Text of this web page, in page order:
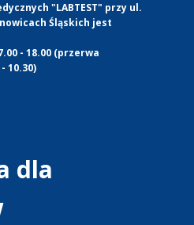
"LABTEST" przy ul.
Śląskich jest
- 18.00 (przerwa
10.30)
dla